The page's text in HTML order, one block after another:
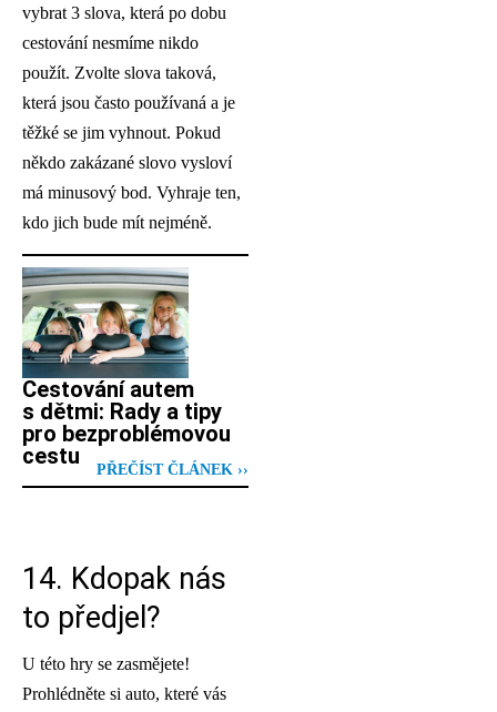
vybrat 3 slova, která po dobu
cestování nesmíme nikdo
použít. Zvolte slova taková,
která jsou často používaná a je
těžké se jim vyhnout. Pokud
někdo zakázané slovo vysloví
má minusový bod. Vyhraje ten,
kdo jich bude mít nejméně.
Cestování autem
s dětmi: Rady a tipy
pro bezproblémovou
cestu
PŘEČÍST ČLÁNEK ››
14. Kdopak nás
to předjel?
U této hry se zasmějete!
Prohlédněte si auto, které vás